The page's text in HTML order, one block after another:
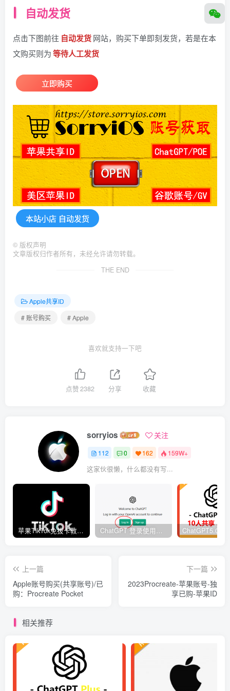
自动发货
点击下图前往 自动发货网站，购买下单即刻发货，若是在本
文购买则为等待人工发货
立即购买
本站小店 自动发货
© 版权声明
文章版权归作者所有，未经允许请勿转载。
THE END
Apple共享ID
# 账号购买
# Apple
喜欢就支持一下吧
点赞2382 分享 收藏
sorryios 关注
112 0 162 159W+
这家伙很懒，什么都没有写...
苹果TikTok免拔卡教程解决黑屏闪退免费美区苹果ID ChatGPT 登录使用教程 | 修改密码流程 | 常见问题解决
上一篇
Apple账号购买(共享账号)/已
购：Procreate Pocket
下一篇
2023Procreate-苹果账号-独
享已购-苹果ID
相关推荐